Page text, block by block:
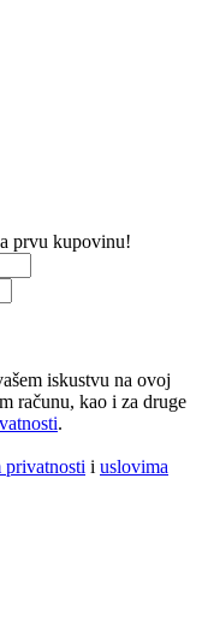
prvu kupovinu!
iskustvu na ovoj
računu, kao i za druge
.
i uslovima